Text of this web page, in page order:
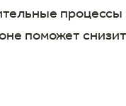
поможет